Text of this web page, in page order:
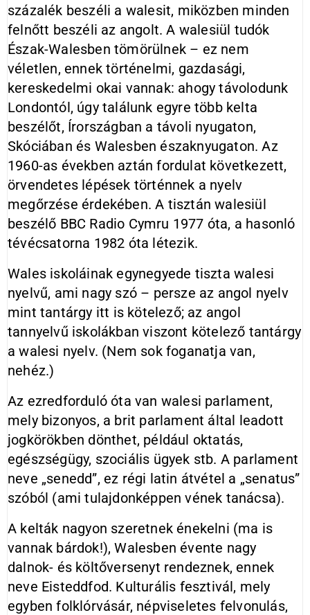
százalék beszéli a walesit, miközben minden
felnőtt beszéli az angolt. A walesiül tudók
Észak-Walesben tömörülnek – ez nem
véletlen, ennek történelmi, gazdasági,
kereskedelmi okai vannak: ahogy távolodunk
Londontól, úgy találunk egyre több kelta
beszélőt, Írországban a távoli nyugaton,
Skóciában és Walesben északnyugaton. Az
1960-as években aztán fordulat következett,
örvendetes lépések történnek a nyelv
megőrzése érdekében. A tisztán walesiül
beszélő BBC Radio Cymru 1977 óta, a hasonló
tévécsatorna 1982 óta létezik.
Wales iskoláinak egynegyede tiszta walesi
nyelvű, ami nagy szó – persze az angol nyelv
mint tantárgy itt is kötelező; az angol
tannyelvű iskolákban viszont kötelező tantárgy
a walesi nyelv. (Nem sok foganatja van,
nehéz.)
Az ezredforduló óta van walesi parlament,
mely bizonyos, a brit parlament által leadott
jogkörökben dönthet, például oktatás,
egészségügy, szociális ügyek stb. A parlament
neve „senedd”, ez régi latin átvétel a „senatus”
szóból (ami tulajdonképpen vének tanácsa).
A kelták nagyon szeretnek énekelni (ma is
vannak bárdok!), Walesben évente nagy
dalnok- és költőversenyt rendeznek, ennek
neve Eisteddfod. Kulturális fesztivál, mely
egyben folklórvásár, népviseletes felvonulás,